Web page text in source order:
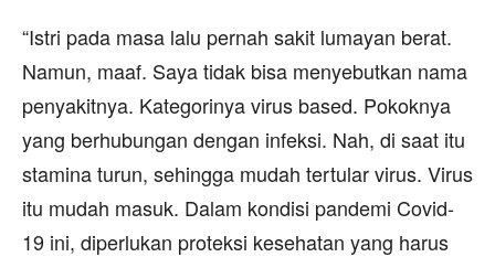
“Istri pada masa lalu pernah sakit lumayan berat.
Namun, maaf. Saya tidak bisa menyebutkan nama
penyakitnya. Kategorinya virus based. Pokoknya
yang berhubungan dengan infeksi. Nah, di saat itu
stamina turun, sehingga mudah tertular virus. Virus
itu mudah masuk. Dalam kondisi pandemi Covid-
19 ini, diperlukan proteksi kesehatan yang harus